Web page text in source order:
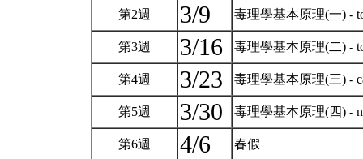
第2週 3/9 毒理學基本原理(一) -
第3週 3/16 毒理學基本原理(二) -
第4週 3/23 毒理學基本原理(三) -
第5週 3/30 毒理學基本原理(四) -
第6週 4/6 春假